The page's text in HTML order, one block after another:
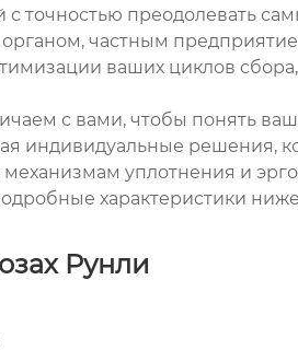
точностью преодолевать
частным
ваших циклов
с вами, чтобы понять
индивидуальные решения,
уплотнения и
характеристики
Рунли